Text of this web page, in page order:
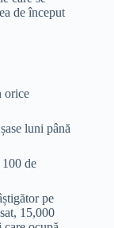
de început
orice
luni până
de
pe
15,000